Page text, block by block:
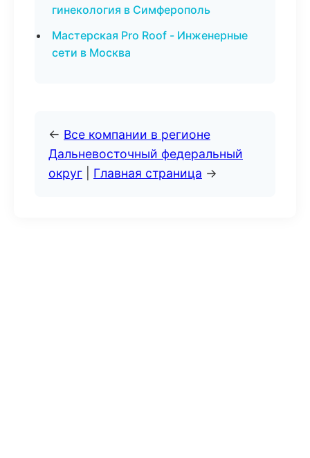
гинекология в Симферополь
Мастерская Pro Roof - Инженерные
сети в Москва
← Все компании в регионе
Дальневосточный федеральный
округ
Главная страница →